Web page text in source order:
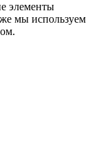
элементы
мы используем